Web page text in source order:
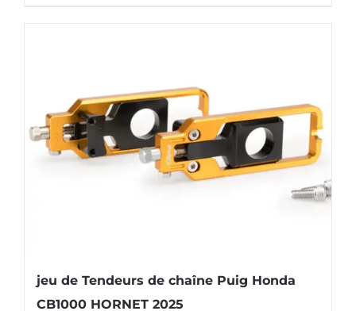
jeu de Tendeurs de chaîne Puig Honda
CB1000 HORNET 2025